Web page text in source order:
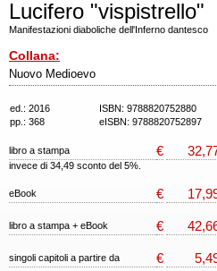
Lucifero "vispistrello"
Manifestazioni diaboliche dell'Inferno dantesco
Collana:
Nuovo Medioevo
ed.: 2016
ISBN: 9788820752880
pp.: 368
eISBN: 9788820752897
libro a stampa €
invece di 34,49 sconto del 5%.
eBook €
libro a stampa + eBook €
singoli capitoli a partire da €